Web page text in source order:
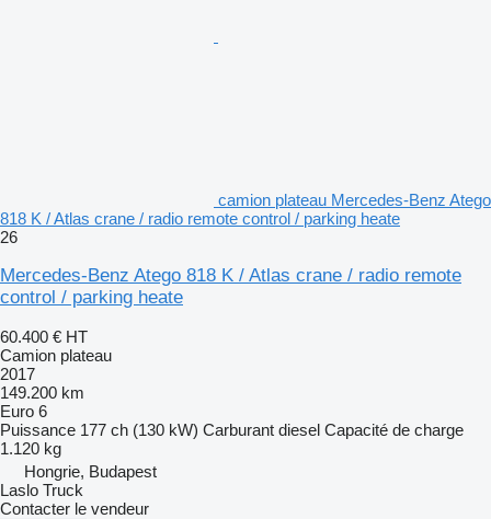
camion plateau Mercedes-Benz Atego
818 K / Atlas crane / radio remote control / parking heate
26
Mercedes-Benz Atego 818 K / Atlas crane / radio remote
control / parking heate
60.400 € HT
Camion plateau
2017
149.200 km
Euro 6
Puissance 177 ch (130 kW) Carburant diesel Capacité de charge
1.120 kg
Hongrie, Budapest
Laslo Truck
Contacter le vendeur